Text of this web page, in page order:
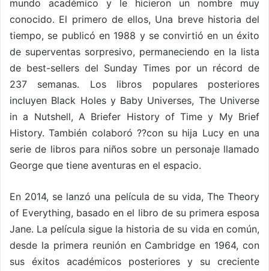
mundo académico y le hicieron un nombre muy
conocido. El primero de ellos, Una breve historia del
tiempo, se publicó en 1988 y se convirtió en un éxito
de superventas sorpresivo, permaneciendo en la lista
de best-sellers del Sunday Times por un récord de
237 semanas. Los libros populares posteriores
incluyen Black Holes y Baby Universes, The Universe
in a Nutshell, A Briefer History of Time y My Brief
History. También colaboró ??con su hija Lucy en una
serie de libros para niños sobre un personaje llamado
George que tiene aventuras en el espacio.
En 2014, se lanzó una película de su vida, The Theory
of Everything, basado en el libro de su primera esposa
Jane. La película sigue la historia de su vida en común,
desde la primera reunión en Cambridge en 1964, con
sus éxitos académicos posteriores y su creciente